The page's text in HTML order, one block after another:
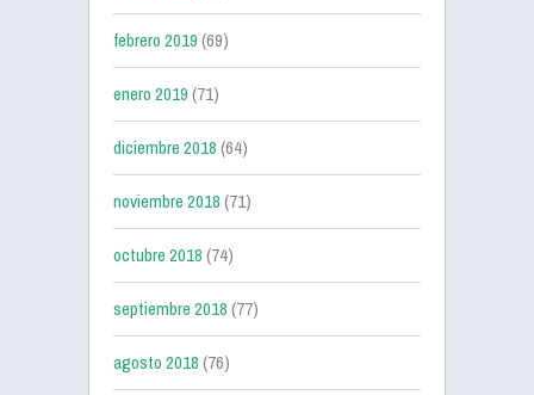
febrero 2019(69)
enero 2019(71)
diciembre 2018(64)
noviembre 2018(71)
octubre 2018(74)
septiembre 2018(77)
agosto 2018(76)